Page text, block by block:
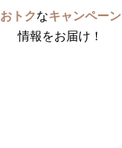
おトクなキャンペーン
情報をお届け！